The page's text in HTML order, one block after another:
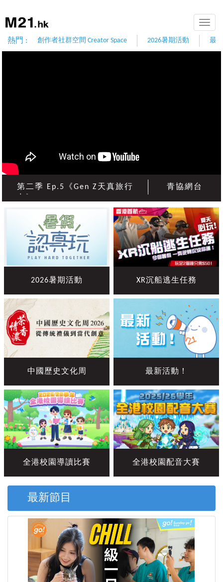
Toggle
熱門 : 創作者社群空間 Creator Space 2026暑期活動 最
第二季 Ep.5《Gen Z天真旅行
青協網台
2026暑期活動 XR沉船逃生任務
中國歷史文化周 最新活動！
全港校園導讀比賽 全港校園配音大賽
最新節目